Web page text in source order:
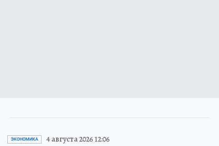
ЭКОНОМИКА 4 августа 2026 12:06